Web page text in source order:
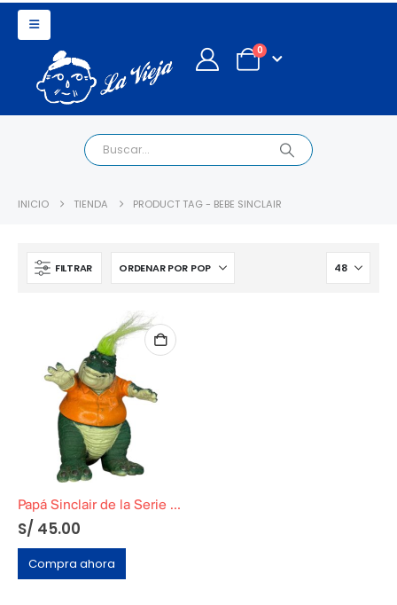
0
INICIO TIENDA PRODUCT TAG - BEBE SINCLAIR
FILTRAR
Papá Sinclair de la Serie Dinosaurio
S/ 45.00
Compra ahora